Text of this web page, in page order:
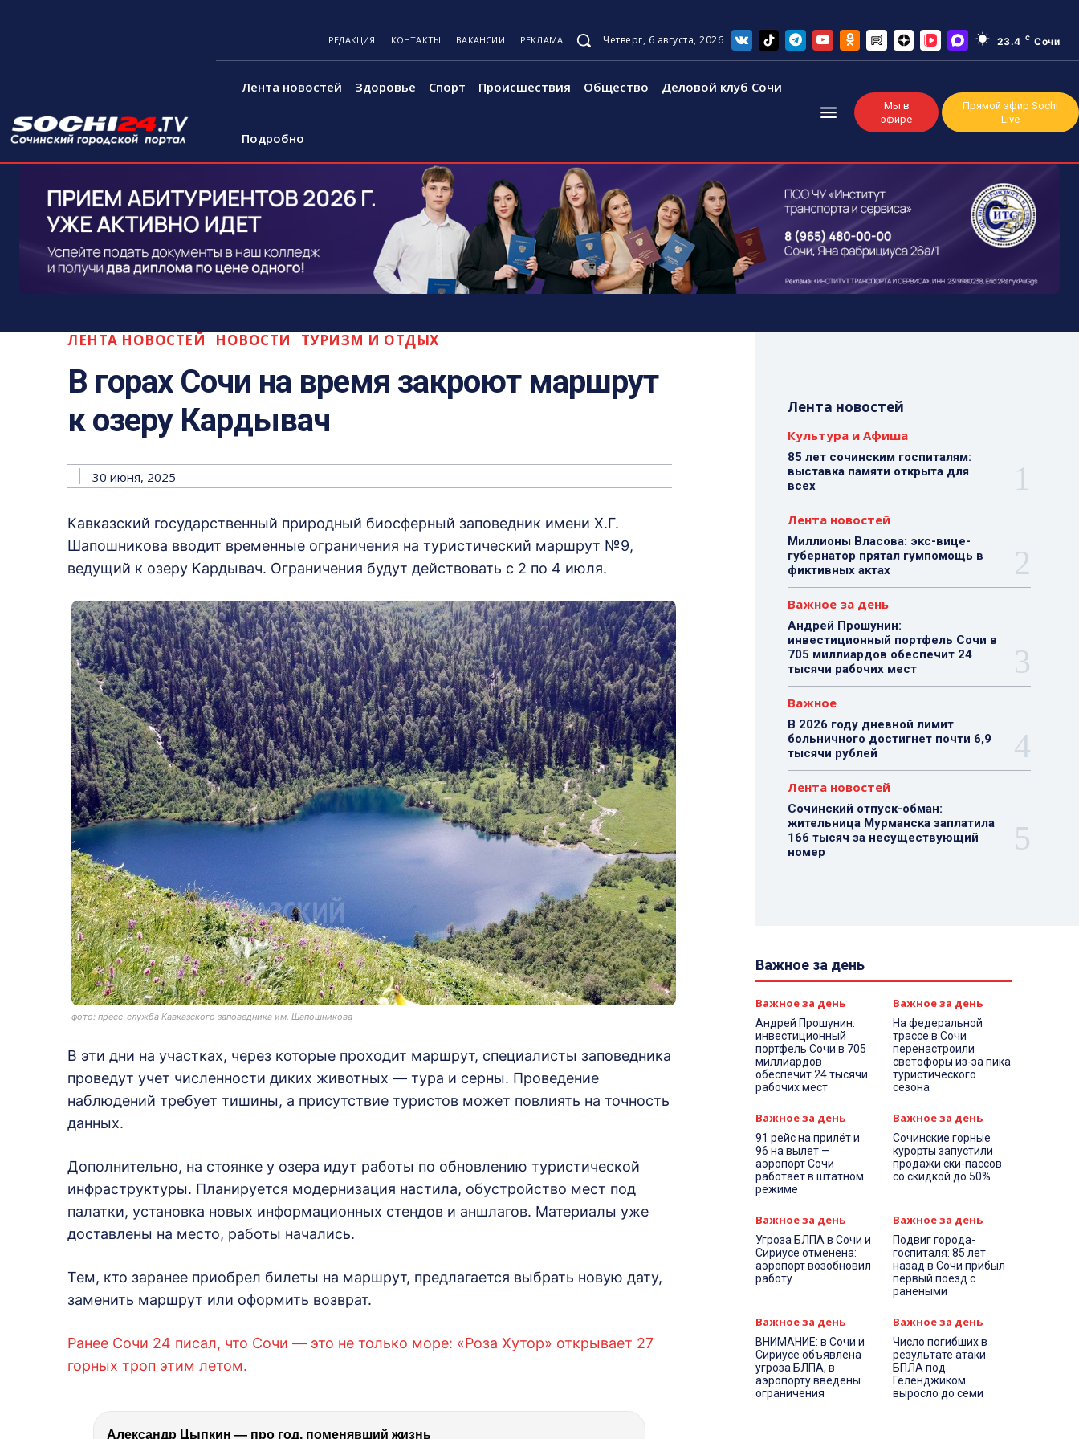
РЕДАКЦИЯ КОНТАКТЫ ВАКАНСИИ РЕКЛАМА Четверг, 6 августа, 2026 23.4 C Сочи
Лента новостей Здоровье Спорт Происшествия Общество Деловой клуб Сочи
Подробно
Мы в
эфире
Прямой эфир Sochi
Live
ЛЕНТА НОВОСТЕЙ НОВОСТИ ТУРИЗМ И ОТДЫХ
В горах Сочи на время закроют маршрут
к озеру Кардывач
30 июня, 2025
Кавказский государственный природный биосферный заповедник имени Х.Г.
Шапошникова вводит временные ограничения на туристический маршрут №9,
ведущий к озеру Кардывач. Ограничения будут действовать с 2 по 4 июля.
фото: пресс-служба Кавказского заповедника им. Шапошникова
В эти дни на участках, через которые проходит маршрут, специалисты заповедника
проведут учет численности диких животных — тура и серны. Проведение
наблюдений требует тишины, а присутствие туристов может повлиять на точность
данных.
Дополнительно, на стоянке у озера идут работы по обновлению туристической
инфраструктуры. Планируется модернизация настила, обустройство мест под
палатки, установка новых информационных стендов и аншлагов. Материалы уже
доставлены на место, работы начались.
Тем, кто заранее приобрел билеты на маршрут, предлагается выбрать новую дату,
заменить маршрут или оформить возврат.
Ранее Сочи 24 писал, что Сочи — это не только море: «Роза Хутор» открывает 27
горных троп этим летом.
Александр Цыпкин — про год, поменявший жизнь
Лента новостей
Культура и Афиша
85 лет сочинским госпиталям:
выставка памяти открыта для
всех
Лента новостей
Миллионы Власова: экс-вице-
губернатор прятал гумпомощь в
фиктивных актах
Важное за день
Андрей Прошунин:
инвестиционный портфель Сочи в
705 миллиардов обеспечит 24
тысячи рабочих мест
Важное
В 2026 году дневной лимит
больничного достигнет почти 6,9
тысячи рублей
Лента новостей
Сочинский отпуск-обман:
жительница Мурманска заплатила
166 тысяч за несуществующий
номер
Важное за день
Важное за день
Андрей Прошунин:
инвестиционный
портфель Сочи в 705
миллиардов
обеспечит 24 тысячи
рабочих мест
Важное за день
На федеральной
трассе в Сочи
перенастроили
светофоры из-за пика
туристического
сезона
Важное за день
91 рейс на прилёт и
96 на вылет —
аэропорт Сочи
работает в штатном
режиме
Важное за день
Сочинские горные
курорты запустили
продажи ски-пассов
со скидкой до 50%
Важное за день
Угроза БЛПА в Сочи и
Сириусе отменена:
аэропорт возобновил
работу
Важное за день
Подвиг города-
госпиталя: 85 лет
назад в Сочи прибыл
первый поезд с
ранеными
Важное за день
ВНИМАНИЕ: в Сочи и
Сириусе объявлена
угроза БЛПА, в
аэропорту введены
ограничения
Важное за день
Число погибших в
результате атаки
БПЛА под
Геленджиком
выросло до семи